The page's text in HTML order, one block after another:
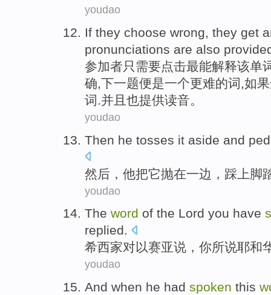
youdao
If they choose wrong, they get
pronunciations are also
参加者只需要点击最能解释该单
确,下一题便是一个更难的词,如果
词.并且 也提供读音。
youdao
Then he tosses it aside and
然后， 他把它抛在一边 ， 踩上脚
youdao
The word of the Lord you have
replied.
希西家对以赛亚说 ， 你所说耶和
youdao
And when he had spoken this